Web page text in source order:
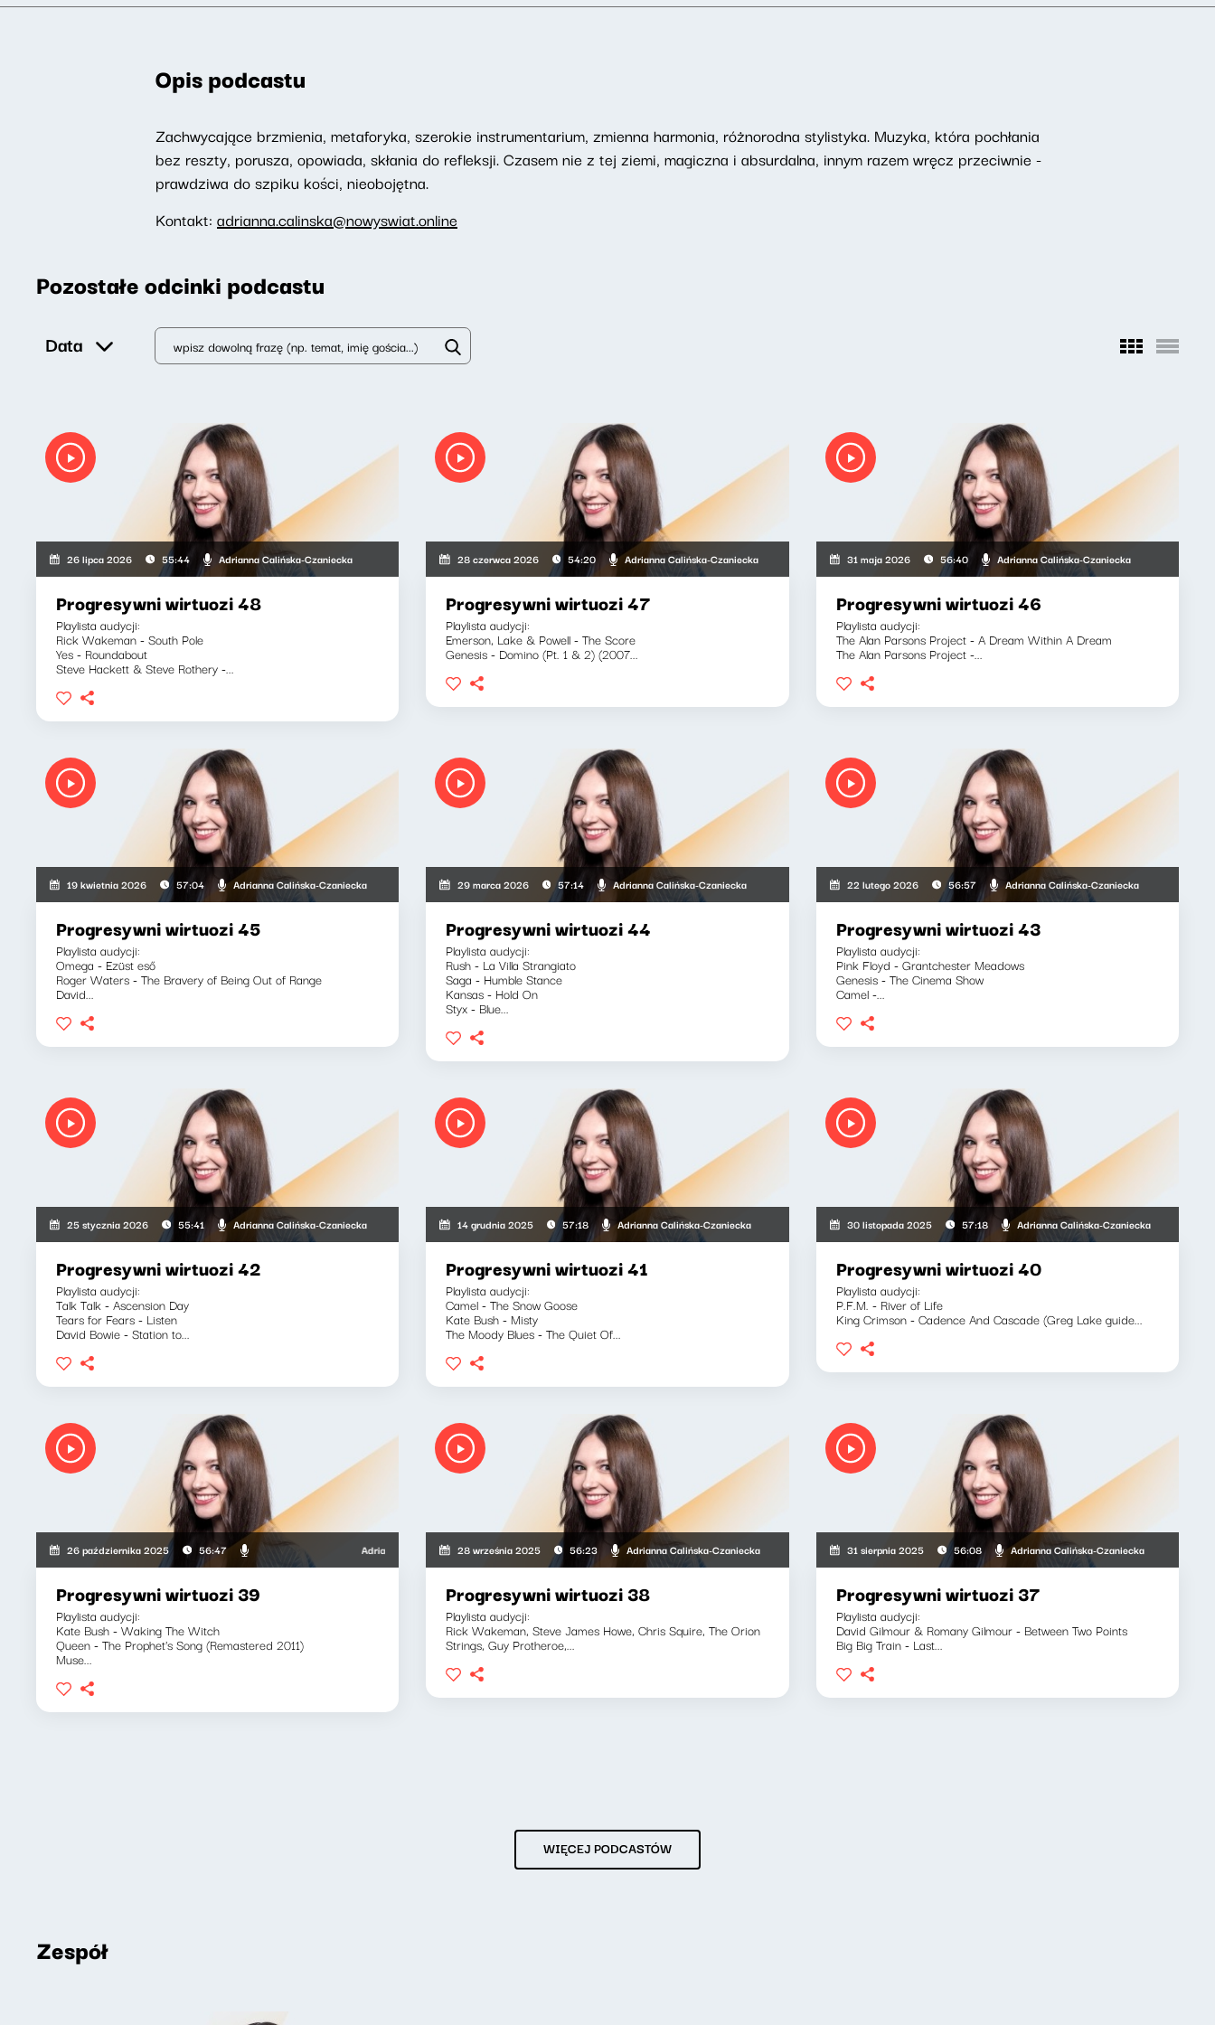
Opis podcastu
Zachwycające brzmienia, metaforyka, szerokie instrumentarium, zmienna harmonia, różnorodna stylistyka. Muzyka, która pochłania
bez reszty, porusza, opowiada, skłania do refleksji. Czasem nie z tej ziemi, magiczna i absurdalna, innym razem wręcz przeciwnie -
prawdziwa do szpiku kości, nieobojętna.
Kontakt: adrianna.calinska@nowyswiat.online
Pozostałe odcinki podcastu
Data
26 lipca 2026 55:44 Adrianna Calińska-Czaniecka
Progresywni wirtuozi 48
Playlista audycji:
Rick Wakeman - South Pole
Yes - Roundabout
Steve Hackett & Steve Rothery -...
28 czerwca 2026 54:20 Adrianna Calińska-Czaniecka
Progresywni wirtuozi 47
Playlista audycji:
Emerson, Lake & Powell - The Score
Genesis - Domino (Pt. 1 & 2) (2007...
31 maja 2026 56:40 Adrianna Calińska-Czaniecka
Progresywni wirtuozi 46
Playlista audycji:
The Alan Parsons Project - A Dream Within A Dream
The Alan Parsons Project -...
19 kwietnia 2026 57:04 Adrianna Calińska-Czaniecka
Progresywni wirtuozi 45
Playlista audycji:
Omega - Ezüst eső
Roger Waters - The Bravery of Being Out of Range
David...
29 marca 2026 57:14 Adrianna Calińska-Czaniecka
Progresywni wirtuozi 44
Playlista audycji:
Rush - La Villa Strangiato
Saga - Humble Stance
Kansas - Hold On
Styx - Blue...
22 lutego 2026 56:57 Adrianna Calińska-Czaniecka
Progresywni wirtuozi 43
Playlista audycji:
Pink Floyd - Grantchester Meadows
Genesis - The Cinema Show
Camel -...
25 stycznia 2026 55:41 Adrianna Calińska-Czaniecka
Progresywni wirtuozi 42
Playlista audycji:
Talk Talk - Ascension Day
Tears for Fears - Listen
David Bowie - Station to...
14 grudnia 2025 57:18 Adrianna Calińska-Czaniecka
Progresywni wirtuozi 41
Playlista audycji:
Camel - The Snow Goose
Kate Bush - Misty
The Moody Blues - The Quiet Of...
30 listopada 2025 57:18 Adrianna Calińska-Czaniecka
Progresywni wirtuozi 40
Playlista audycji:
P.F.M. - River of Life
King Crimson - Cadence And Cascade (Greg Lake guide...
26 października 2025 56:47 Adrianna Calińska-Czaniecka
Progresywni wirtuozi 39
Playlista audycji:
Kate Bush - Waking The Witch
Queen - The Prophet's Song (Remastered 2011)
Muse...
28 września 2025 56:23 Adrianna Calińska-Czaniecka
Progresywni wirtuozi 38
Playlista audycji:
Rick Wakeman, Steve James Howe, Chris Squire, The Orion
Strings, Guy Protheroe,...
31 sierpnia 2025 56:08 Adrianna Calińska-Czaniecka
Progresywni wirtuozi 37
Playlista audycji:
David Gilmour & Romany Gilmour - Between Two Points
Big Big Train - Last...
WIĘCEJ PODCASTÓW
Zespół